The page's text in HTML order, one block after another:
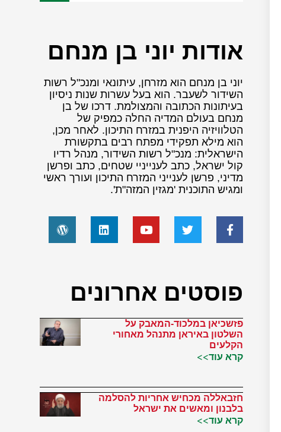
אודות יוני בן מנחם
יוני בן מנחם הוא מזרחן, עיתונאי ומנכ"ל רשות
השידור לשעבר. הוא בעל עשרות שנות ניסיון
בעיתונות הכתובה והמצולמת. דרכו של בן
מנחם בעולם המדיה החלה כמפיק של
הטלוויזיה היפנית במזרח התיכון. לאחר מכן,
הוא מילא תפקידי מפתח רבים בתקשורת
הישראלית: מנכ"ל רשות השידור, מנהל רדיו
קול ישראל, כתב לענייניי שטחים, כתב ופרשן
מדיני, פרשן לענייני המזרח התיכון ועורך ראשי
ומגיש התוכנית 'מגזין המזה"ת'.
פוסטים אחרונים
פזשכיאן במלכוד-המאבק על
השלטון באיראן מתנהל מאחורי
הקלעים
קרא עוד>>
חזבאללה מכחיש אחריות להסלמה
בלבנון ומאשים את ישראל
קרא עוד>>